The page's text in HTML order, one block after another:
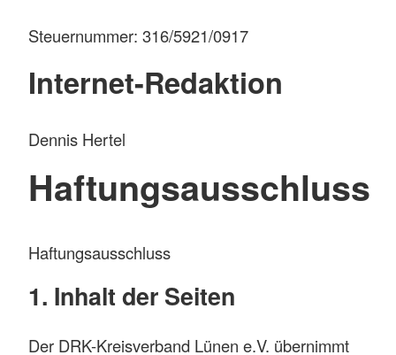
Steuernummer: 316/5921/0917
Internet-Redaktion
Dennis Hertel
Haftungsausschluss
Haftungsausschluss
1. Inhalt der Seiten
Der DRK-Kreisverband Lünen e.V. übernimmt